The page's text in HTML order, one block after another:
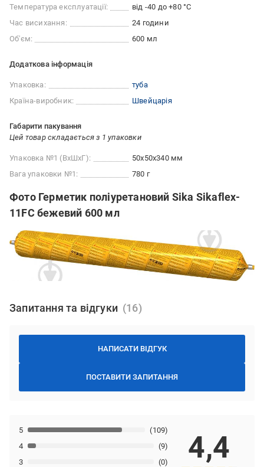
Температура експлуатації:
від -40 до +80 °C
Час висихання:
24 години
Об'єм:
600 мл
Додаткова інформація
Упаковка:
туба
Країна-виробник:
Швейцарія
Габарити пакування
Цей товар складається з 1 упаковки
Упаковка №1 (ВхШхГ):
50x50x340 мм
Вага упаковки №1:
780 г
Фото Герметик поліуретановий Sika Sikaflex-
11FC бежевий 600 мл
Запитання та відгуки
НАПИСАТИ ВІДГУК
ПОСТАВИТИ ЗАПИТАННЯ
3 (0)
4 (9)
5 (109)
4,4